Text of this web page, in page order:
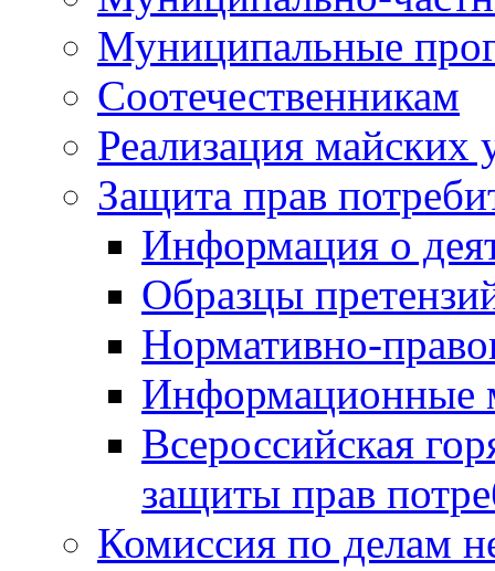
Муниципальные
Соотечественникам
Реализация майских
Защита прав
Информация о
Образцы
Нормативно-
Информационные
Всероссийская
защиты прав
Комиссия по делам